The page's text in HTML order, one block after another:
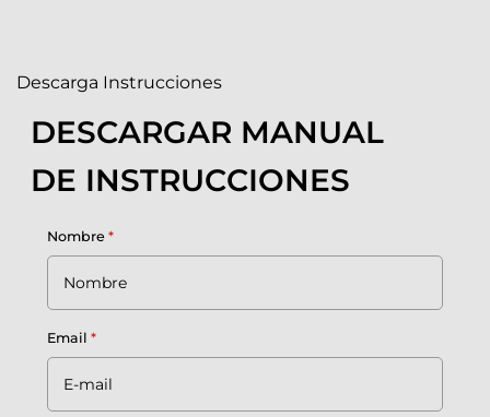
Descarga Instrucciones
DESCARGAR MANUAL
DE INSTRUCCIONES
Nombre *
Email *